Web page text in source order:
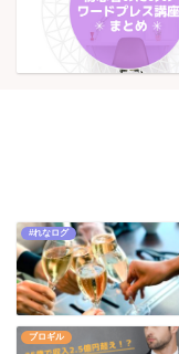
#れなログ
ブロギル